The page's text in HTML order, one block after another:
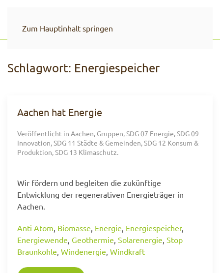
Zum Hauptinhalt springen
Schlagwort: Energiespeicher
Aachen hat Energie
Veröffentlicht in Aachen, Gruppen,SDG 07 Energie,SDG 09
Innovation,SDG 11 Städte & Gemeinden,SDG 12 Konsum &
Produktion,SDG 13 Klimaschutz.
Wir fördern und begleiten die zukünftige
Entwicklung der regenerativen Energieträger in
Aachen.
Anti Atom, Biomasse, Energie, Energiespeicher,
Energiewende, Geothermie, Solarenergie, Stop
Braunkohle, Windenergie, Windkraft